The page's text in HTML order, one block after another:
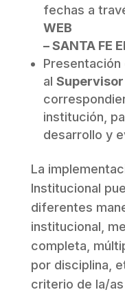
fechas a
WEB
– SANTA FE
al
institución,
desarrollo y
La
Institucional
diferentes
institucional,
completa,
por disciplina,
criterio de la/